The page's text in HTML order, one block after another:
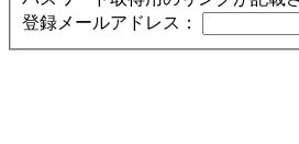
登録メールアドレス：